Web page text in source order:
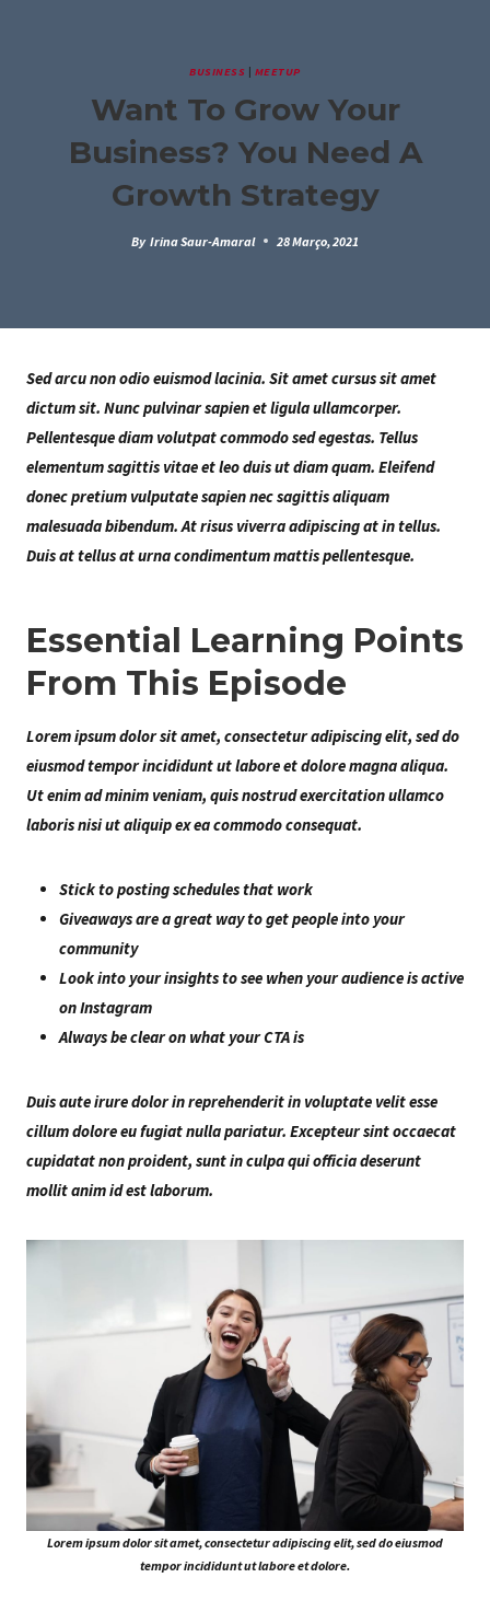
BUSINESS MEETUP
Want To Grow Your
Business? You Need A
Growth Strategy
By Irina Saur-Amaral 28 Março, 2021
Sed arcu non odio euismod lacinia. Sit amet cursus sit amet
dictum sit. Nunc pulvinar sapien et ligula ullamcorper.
Pellentesque diam volutpat commodo sed egestas. Tellus
elementum sagittis vitae et leo duis ut diam quam. Eleifend
donec pretium vulputate sapien nec sagittis aliquam
malesuada bibendum. At risus viverra adipiscing at in tellus.
Duis at tellus at urna condimentum mattis pellentesque.
Essential Learning Points
From This Episode
Lorem ipsum dolor sit amet, consectetur adipiscing elit, sed do
eiusmod tempor incididunt ut labore et dolore magna aliqua.
Ut enim ad minim veniam, quis nostrud exercitation ullamco
laboris nisi ut aliquip ex ea commodo consequat.
Stick to posting schedules that work
Giveaways are a great way to get people into your
community
Look into your insights to see when your audience is active
on Instagram
Always be clear on what your CTA is
Duis aute irure dolor in reprehenderit in voluptate velit esse
cillum dolore eu fugiat nulla pariatur. Excepteur sint occaecat
cupidatat non proident, sunt in culpa qui officia deserunt
mollit anim id est laborum.
Lorem ipsum dolor sit amet, consectetur adipiscing elit, sed do eiusmod
tempor incididunt ut labore et dolore.